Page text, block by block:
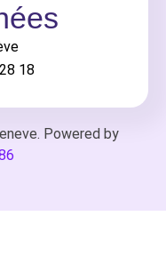
18
Powered by